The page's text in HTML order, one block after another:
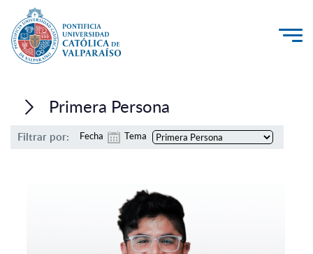
Investigación, Creación e Innovación
PUCV Internacional
Primera Persona
Filtrar por: Fecha Tema